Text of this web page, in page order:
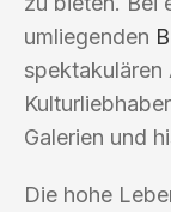
umliegenden
spektakulären
Galerien und
Die hohe